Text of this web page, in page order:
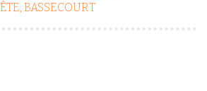
BASSECOURT